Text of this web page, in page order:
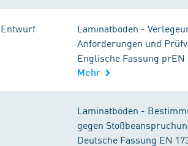
Laminatböden -
Anforderungen und
Englische Fassung prEN
Mehr
Laminatböden -
gegen
Deutsche Fassung EN